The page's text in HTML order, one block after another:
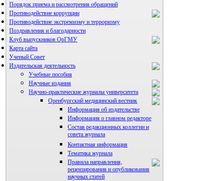
Порядок приема и рассмотрения обращений
Противодействие коррупции
Противодействие экстремизму и терроризму
Поздравления и благодарности
Клуб выпускников ОрГМУ
Карта сайта
Ученый Совет
Издательская деятельность
Учебные пособия
Научные издания
Научно-практические журналы университета
Оренбургский медицинский вестник
Информация об издательстве
Информация о главном редакторе
Состав редакционных коллегии и
совета журнала
Контактная информация
Тематика журнала
Правила направления,
рецензирования и опубликования
научных статей